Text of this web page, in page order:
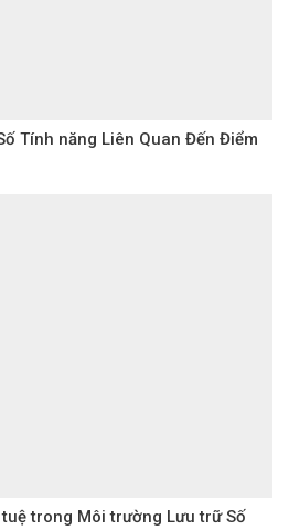
Tính năng Liên Quan Đến Điểm
tuệ trong Môi trường Lưu trữ Số